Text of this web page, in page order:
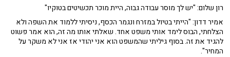
רון שלום: "יש לך מוסר עבודה גבוה, היית מוכר תכשיטים בטוקיו"
אמיר דדון:"הייתי בטיול במזרח ונגמר הכסף, ניסיתי ללמוד את השפה ולא
הצלחתי, הבוס לימד אותי משפט אחד. שאלתי אותו מה זה, הוא אמר פשוט
להגיד את זה. בסוף גיליתי שהמשפט הוא אני יהודי אז אני לא משקר על
המחיר".